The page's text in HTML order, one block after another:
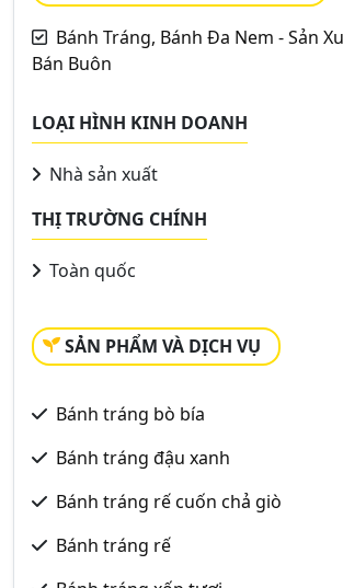
Bánh Tráng, Bánh Đa Nem - Sản
Bán Buôn
LOẠI HÌNH KINH DOANH
Nhà sản xuất
THỊ TRƯỜNG CHÍNH
Toàn quốc
SẢN PHẨM VÀ DỊCH VỤ
Bánh tráng bò bía
Bánh tráng đậu xanh
Bánh tráng rế cuốn chả giò
Bánh tráng rế